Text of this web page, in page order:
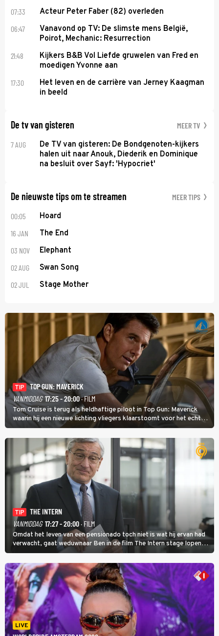
07:33 Acteur Peter Faber (82) overleden
06:47
Vanavond op TV: De slimste mens België,
Poirot, Mechanic: Resurrection
21:48
Kijkers B&B Vol Liefde gruwelen van Fred en
moedigen Yvonne aan
17:30
Het leven en de carrière van Jerney Kaagman
in beeld
De tv van gisteren MEER TV
7 AUG
De TV van gisteren: De Bondgenoten-kijkers
halen uit naar Anouk, Diederik en Dominique
na besluit over Sayf: 'Hypocriet'
De nieuwste tips om te streamen MEER TIPS
00:05 Hoard
16 JAN The End
03 NOV Elephant
02 AUG Swan Song
02 JUL Stage Mother
TIP
TOP GUN: MAVERICK
VANMIDDAG 17:25 - 20:00· FILM
Tom Cruise is terug als heldhaftige piloot in Top Gun: Maverick
waarin hij een nieuwe lichting vliegers klaarstoomt voor het echte
werk.
TIP
THE INTERN
VANMIDDAG 17:27 - 20:00· FILM
Omdat het leven van een pensionado toch niet is wat hij ervan had
verwacht, gaat weduwnaar Ben in de film The Intern stage lopen
bij de hippe webwinkel van Jules, wat een gouden zet blijkt te zijn.
LIVE